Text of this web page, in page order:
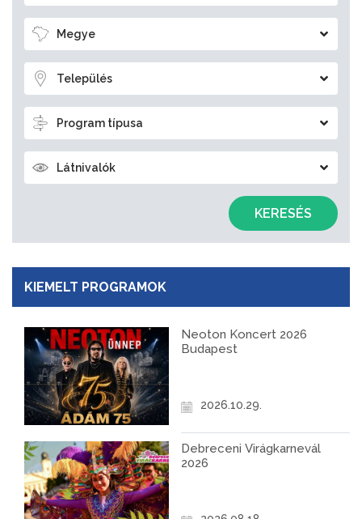
Megye
Település
Program típusa
Látnivalók
KERESÉS
KIEMELT PROGRAMOK
Neoton Koncert 2026
Budapest
2026.10.29.
Debreceni Virágkarnevál
2026